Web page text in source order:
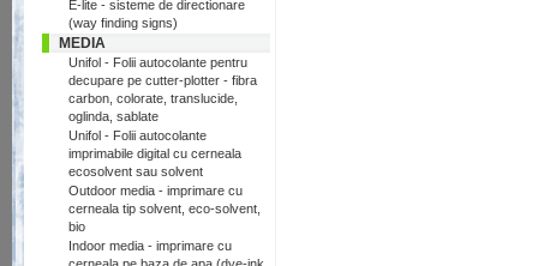
E-lite - sisteme de directionare
(way finding signs)
MEDIA
Unifol - Folii autocolante pentru
decupare pe cutter-plotter - fibra
carbon, colorate, translucide,
oglinda, sablate
Unifol - Folii autocolante
imprimabile digital cu cerneala
ecosolvent sau solvent
Outdoor media - imprimare cu
cerneala tip solvent, eco-solvent,
bio
Indoor media - imprimare cu